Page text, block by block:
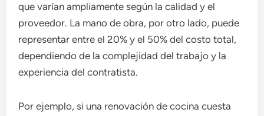
que varían ampliamente según la calidad y el
proveedor. La mano de obra, por otro lado, puede
representar entre el 20% y el 50% del costo total,
dependiendo de la complejidad del trabajo y la
experiencia del contratista.
Por ejemplo, si una renovación de cocina cuesta